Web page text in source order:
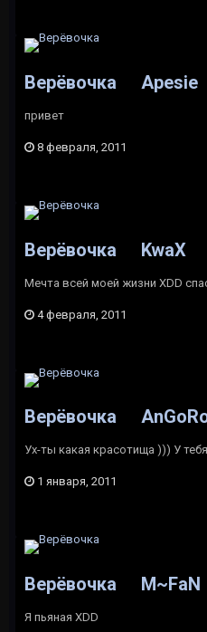
Верёвочка Apesie
привет
8 февраля, 2011
Верёвочка KwaX
Мечта всей моей жизни XDD
4 февраля, 2011
Верёвочка
Ух-ты какая красотища ))) У
1 января, 2011
Верёвочка M~FaN
Я пьяная XDD